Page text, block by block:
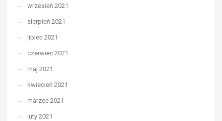
wrzesień 2021
sierpień 2021
lipiec 2021
czerwiec 2021
maj 2021
kwiecień 2021
marzec 2021
luty 2021